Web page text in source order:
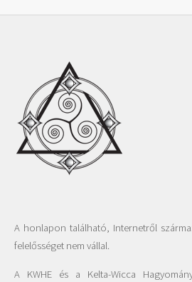
A honlapon található, Internetről
felelősséget nem vállal.
A KWHE és a Kelta-Wicca